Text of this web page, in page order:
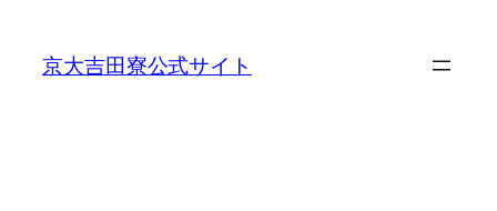
京大吉田寮公式サイト